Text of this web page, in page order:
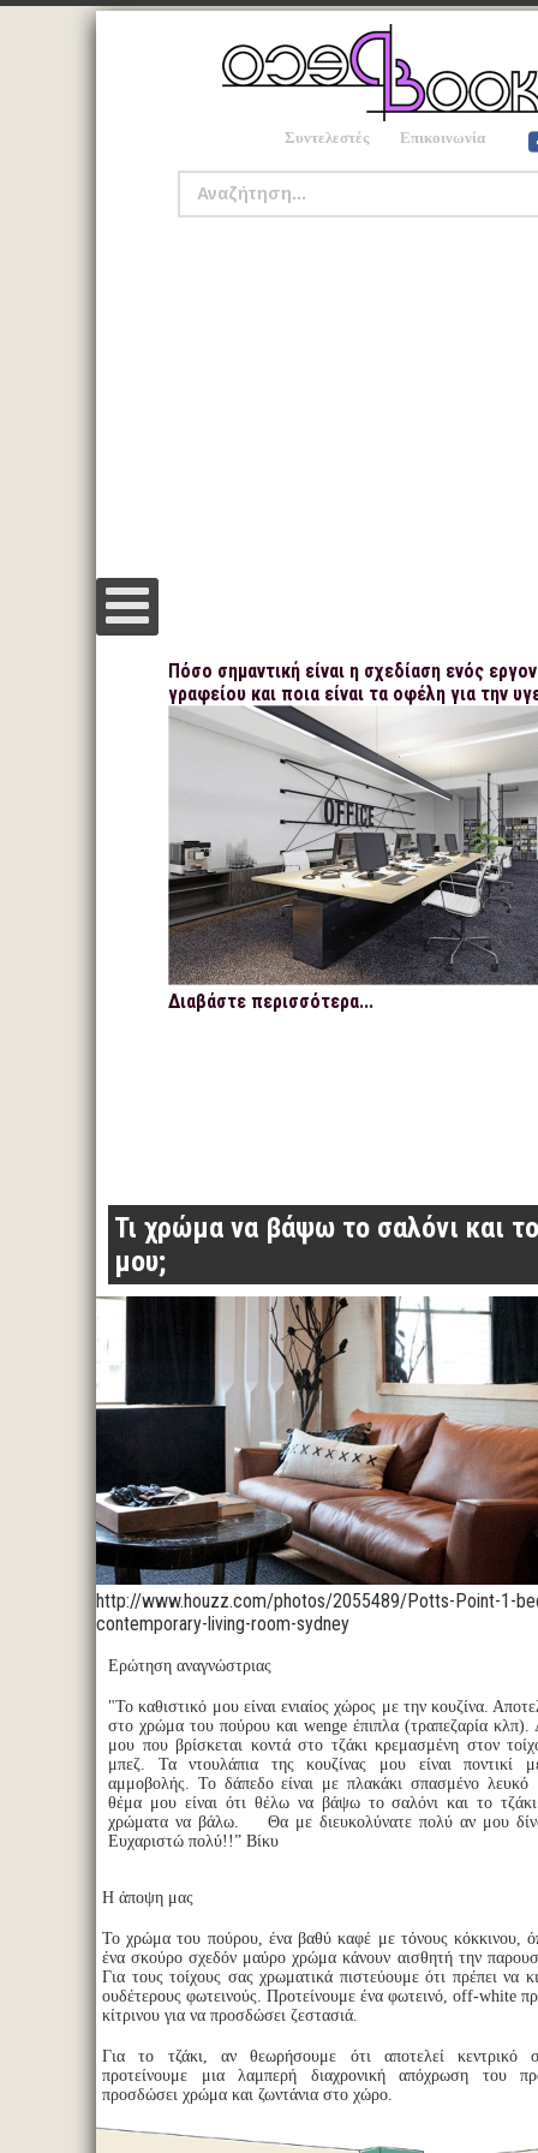
Συντελεστές Επικοινωνία
Πόσο σημαντική είναι η σχεδίαση ενός
γραφείου και ποια είναι τα οφέλη για την
Διαβάστε περισσότερα...
Τι χρώμα να βάψω το σαλόνι και
μου;
http://www.houzz.com/photos/2055489/Potts-Point-1-
contemporary-living-room-sydney
Ερώτηση αναγνώστριας
"Το καθιστικό μου είναι ενιαίος χώρος με την κουζίνα.
στο χρώμα του πούρου και wenge έπιπλα (τραπεζαρία
μου που βρίσκεται κοντά στο τζάκι κρεμασμένη στον
μπεζ. Τα ντουλάπια της κουζίνας μου είναι ποντικί
αμμοβολής. Το δάπεδο είναι με πλακάκι σπασμένο λευκό
θέμα μου είναι ότι θέλω να βάψω το σαλόνι και το
χρώματα να βάλω. Θα με διευκολύνατε πολύ αν μου
Ευχαριστώ πολύ!!” Βίκυ
Η άποψη μας
Το χρώμα του πούρου, ένα βαθύ καφέ με τόνους κόκκινου,
ένα σκούρο σχεδόν μαύρο χρώμα κάνουν αισθητή την
Για τους τοίχους σας χρωματικά πιστεύουμε ότι πρέπει να
ουδέτερους φωτεινούς. Προτείνουμε ένα φωτεινό, off-white
κίτρινου για να προσδώσει ζεστασιά.
Για το τζάκι, αν θεωρήσουμε ότι αποτελεί κεντρικό
προτείνουμε μια λαμπερή διαχρονική απόχρωση του
προσδώσει χρώμα και ζωντάνια στο χώρο.